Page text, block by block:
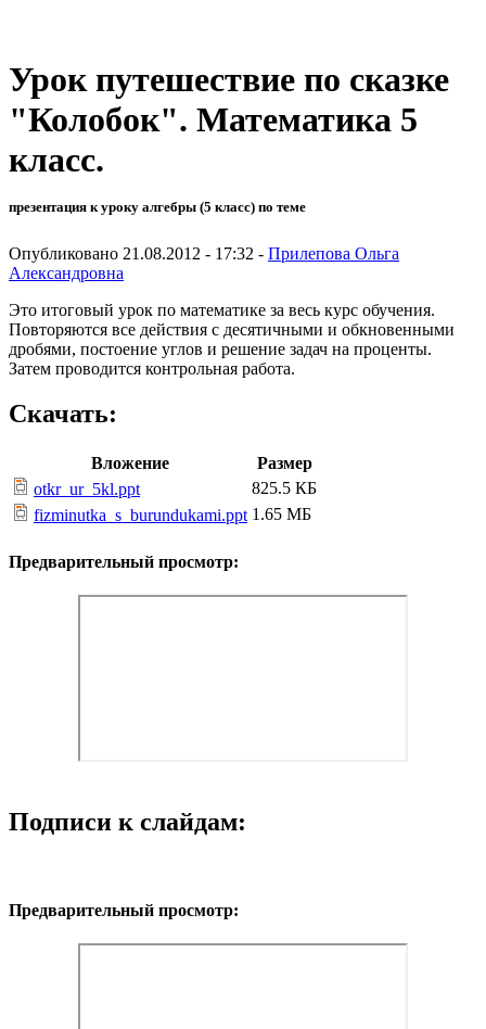
Урок путешествие по сказке
"Колобок". Математика 5
класс.
презентация к уроку алгебры (5 класс) по теме
Опубликовано 21.08.2012 - 17:32 - Прилепова Ольга
Александровна
Это итоговый урок по математике за весь курс обучения.
Повторяются все действия с десятичными и обкновенными
дробями, постоение углов и решение задач на проценты.
Затем проводится контрольная работа.
Скачать:
Вложение
Размер
otkr_ur_5kl.ppt
825.5 КБ
fizminutka_s_burundukami.ppt 1.65 МБ
Предварительный просмотр:
Подписи к слайдам:
Предварительный просмотр: